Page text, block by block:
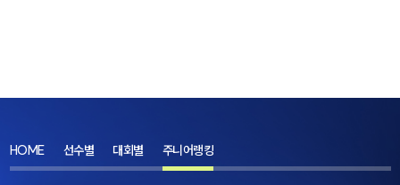
HOME 선수별 대회별 주니어랭킹